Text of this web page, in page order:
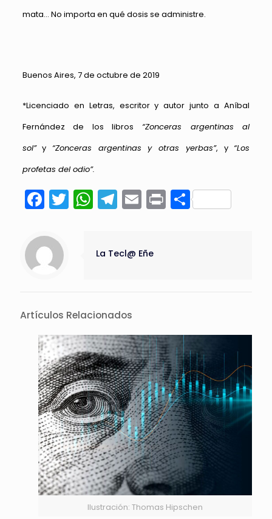
mata… No importa en qué dosis se administre.
Buenos Aires, 7 de octubre de 2019
*Licenciado en Letras, escritor y autor junto a Aníbal
Fernández de los libros“Zonceras argentinas al
sol”y“Zonceras argentinas y otras yerbas”, y“Los
profetas del odio”.
Facebook
Twitter
WhatsApp
Telegram
Email
Print
La Tecl@ Eñe
Artículos Relacionados
Ilustración: Thomas Hipschen